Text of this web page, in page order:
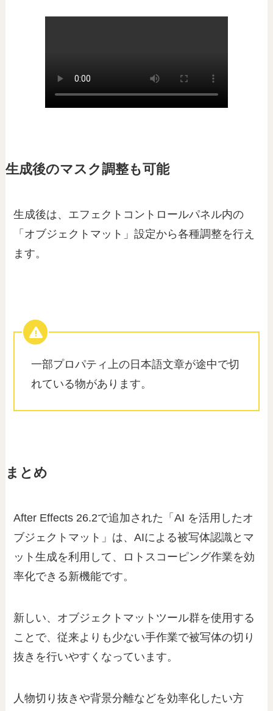
生成後のマスク調整も可能
生成後は、エフェクトコントロールパネル内の
「オブジェクトマット」設定から各種調整を行え
ます。
一部プロパティ上の日本語文章が途中で切
れている物があります。
まとめ
After Effects 26.2で追加された「AI を活用したオ
ブジェクトマット」は、AIによる被写体認識とマ
ット生成を利用して、ロトスコーピング作業を効
率化できる新機能です。
新しい、オブジェクトマットツール群を使用する
ことで、従来よりも少ない手作業で被写体の切り
抜きを行いやすくなっています。
人物切り抜きや背景分離などを効率化したい方